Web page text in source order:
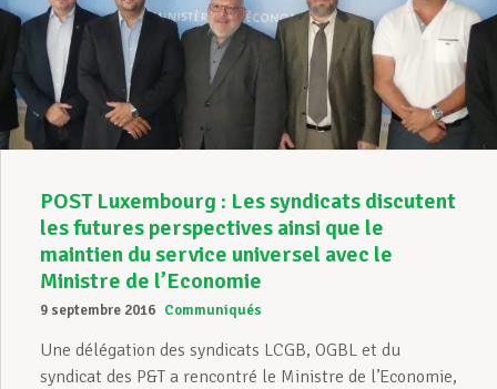
POST Luxembourg : Les syndicats discutent
les futures perspectives ainsi que le
maintien du service universel avec le
Ministre de l’Economie
9 septembre 2016 Communiqués
Une délégation des syndicats LCGB, OGBL et du
syndicat des P&T a rencontré le Ministre de l’Economie,